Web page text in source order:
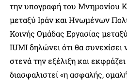
την υπογραφή του Μνημονίου
μεταξύ Ιράν και Ηνωμένων
Κοινής Ομάδας Εργασίας
IUMI δηλώνει ότι θα συνεχίσει
στενά την εξέλιξη και
διασφαλιστεί «η ασφαλής,